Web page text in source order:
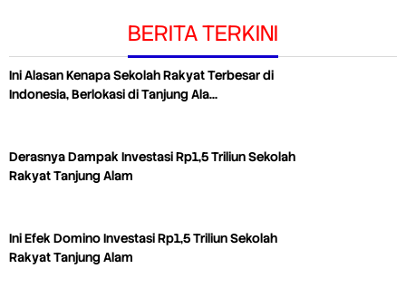
BERITA TERKINI
Ini Alasan Kenapa Sekolah Rakyat Terbesar di
Indonesia, Berlokasi di Tanjung Ala…
Derasnya Dampak Investasi Rp1,5 Triliun Sekolah
Rakyat Tanjung Alam
Ini Efek Domino Investasi Rp1,5 Triliun Sekolah
Rakyat Tanjung Alam